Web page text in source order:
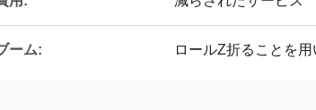
ーム: ロールZ折ることを